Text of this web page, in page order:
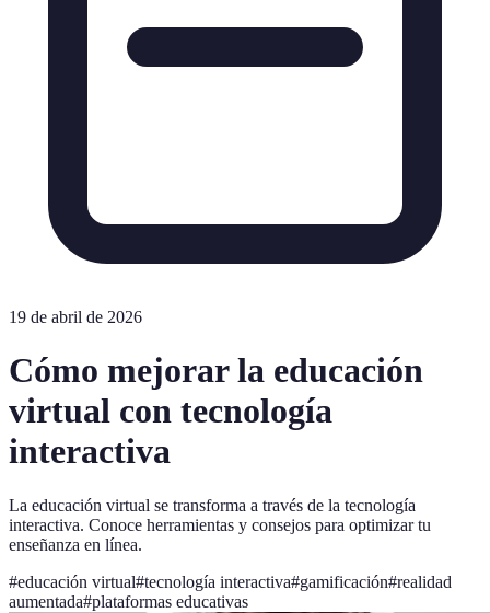
19 de abril de 2026
Cómo mejorar la educación
virtual con tecnología
interactiva
La educación virtual se transforma a través de la tecnología
interactiva. Conoce herramientas y consejos para optimizar tu
enseñanza en línea.
#educación virtual#tecnología interactiva#gamificación#realidad
aumentada#plataformas educativas